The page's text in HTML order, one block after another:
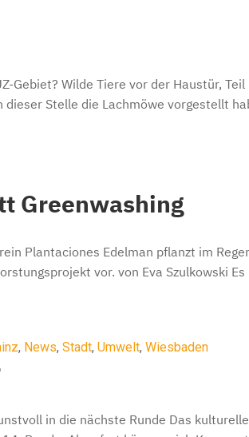
Gebiet? Wilde Tiere vor der Haustür,
dieser Stelle die Lachmöwe vorgestellt
Greenwashing
Plantaciones Edelman pflanzt im
vor. von Eva Szulkowski
, News, Stadt, Umwelt, Wiesbaden
in die nächste Runde Das